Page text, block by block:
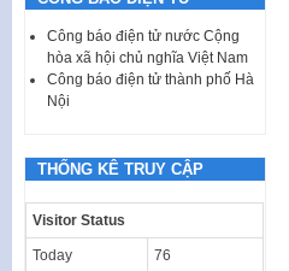
Công báo điện tử nước Cộng
hòa xã hội chủ nghĩa Việt Nam
Công báo điện tử thành phố Hà
Nội
THỐNG KÊ TRUY CẬP
Visitor Status
Today 76